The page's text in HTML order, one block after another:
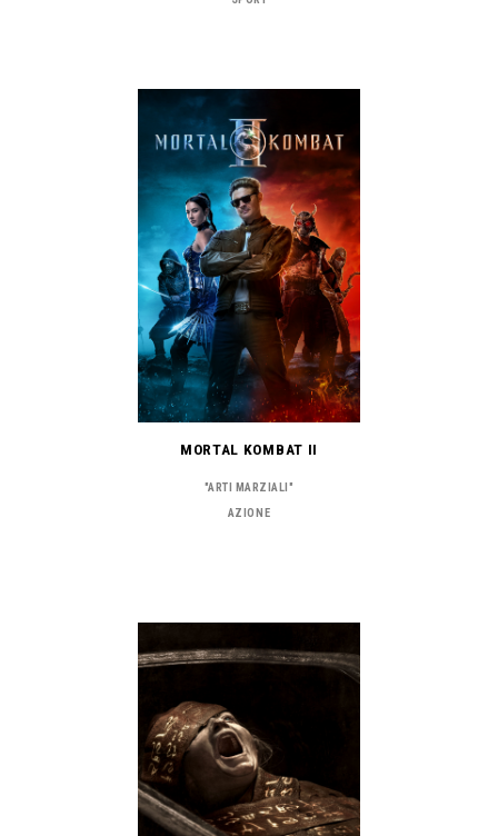
MORTAL KOMBAT II
"ARTI MARZIALI"
AZIONE